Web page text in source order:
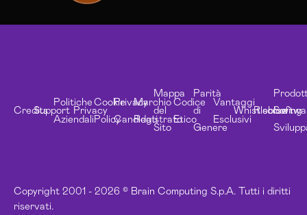
Copyright 2001 - 2026 © Brain Computing S.p.A. Tutti i diritti
riservati.
CreditsSupport
Politiche
Aziendali
Privacy
Cookie
Policy
Privacy
Candidati
Marchio
Registrato
Mappa
del
Sito
Codice
Etico
Parità
di
Genere
Vantaggi
Esclusivi
Whistleblowing
Risorse